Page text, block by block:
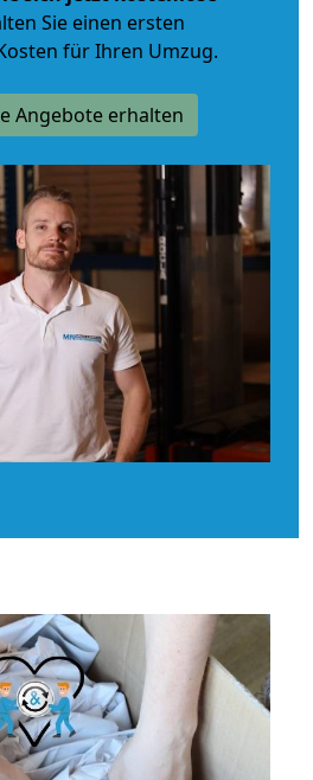
Sie einen ersten
für Ihren Umzug.
Angebote erhalten